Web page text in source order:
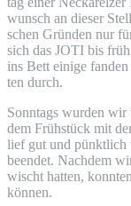
wunsch an die­ser
schen Grün­den nur
sich das JOTI bis
ins Bett eini­ge
ten durch.
Sonn­tags wur­den
dem Früh­stück mit
lief gut und pünkt­lich
been­det. Nach­dem
wischt hat­ten,
können.